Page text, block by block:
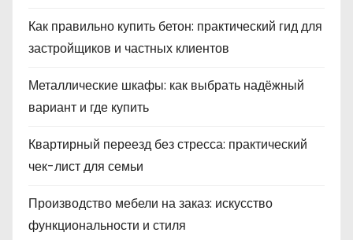
Как правильно купить бетон: практический гид для
застройщиков и частных клиентов
Металлические шкафы: как выбрать надёжный
вариант и где купить
Квартирный переезд без стресса: практический
чек-лист для семьи
Производство мебели на заказ: искусство
функциональности и стиля